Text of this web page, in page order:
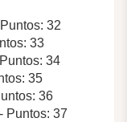
32
33
34
35
36
Puntos: 37